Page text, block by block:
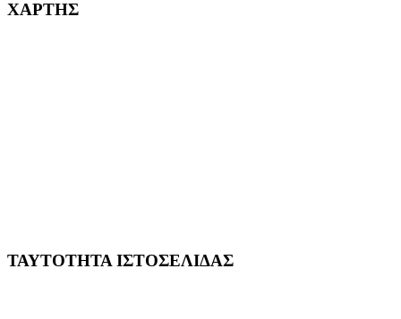
ΧΑΡΤΗΣ
ΤΑΥΤΟΤΗΤΑ ΙΣΤΟΣΕΛΙΔΑΣ